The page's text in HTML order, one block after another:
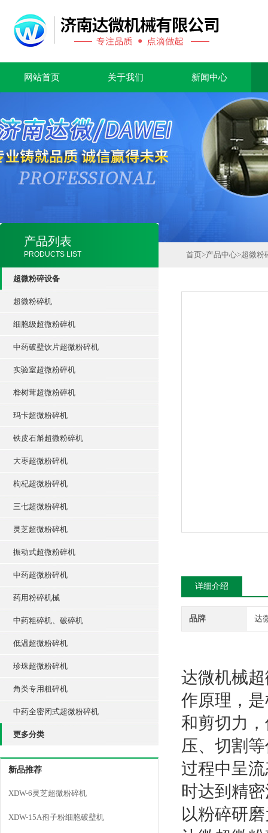
网站首页 关于我们 新闻中心
产品列表
PRODUCTS LIST
超微粉碎设备
超微粉碎机
细胞级超微粉碎机
中药破壁饮片超微粉碎机
实验室超微粉碎机
桦树茸超微粉碎机
玛卡超微粉碎机
铁皮石斛超微粉碎机
大枣超微粉碎机
枸杞超微粉碎机
三七超微粉碎机
灵芝超微粉碎机
振动式超微粉碎机
中药超微粉碎机
药用粉碎机械
中药粗碎机、破碎机
低温超微粉碎机
珍珠超微粉碎机
角类专用粗碎机
中药全密闭式超微粉碎机
更多分类
新品推荐
XDW-6灵芝超微粉碎机
XDW-15A孢子粉细胞破壁机
首页>产品中心>超微粉
详细介绍
品牌 达
达微机械
作原理，
和剪切力
压、切割
过程中呈
时达到精
以粉碎研